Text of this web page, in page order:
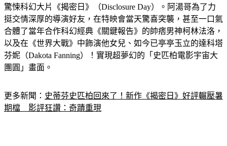
驚悚科幻大片《揭密日》（Disclosure Day）。阿湯哥為了力
挺交情深厚的導演好友，在特映會當天驚喜突襲，甚至一口氣
合體了當年合作科幻經典《關鍵報告》的帥痞男神柯林法洛，
以及在《世界大戰》中飾演他女兒、如今已亭亭玉立的達科塔
芬妮（Dakota Fanning）！實現超夢幻的「史匹柏電影宇宙大
團圓」畫面。
更多新聞： 史蒂芬史匹柏回來了！新作《揭密日》好評輾壓暑
期檔　影評狂讚：奇蹟重現